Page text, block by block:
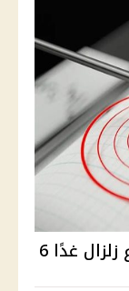
البحوث الفلكية تحسم مزاعم وقوع زلزال غدًا 6